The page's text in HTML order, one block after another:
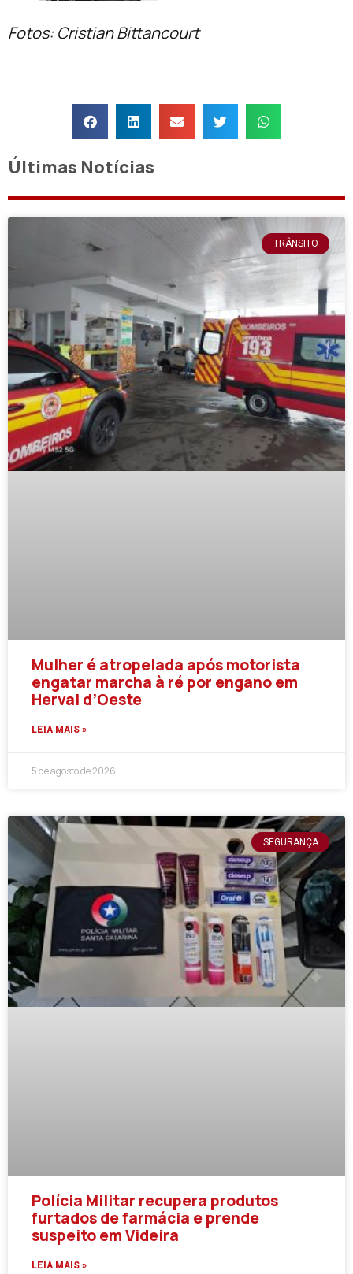
Fotos: Cristian Bittancourt
Últimas Notícias
TRÂNSITO
Mulher é atropelada após motorista
engatar marcha à ré por engano em
Herval d’Oeste
LEIA MAIS »
5 de agosto de 2026
SEGURANÇA
Polícia Militar recupera produtos
furtados de farmácia e prende
suspeito em Videira
LEIA MAIS »